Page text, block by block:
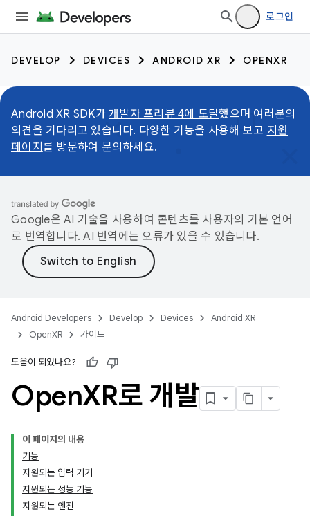
로그인
DEVELOP DEVICES ANDROID XR OPENXR
Android XR SDK가 개발자 프리뷰 4에 도달했으며 여러분의
의견을 기다리고 있습니다. 다양한 기능을 사용해 보고 지원
페이지 를 방문하여 문의하세요.
Google은 AI 기술을 사용하여 콘텐츠를 사용자의 기본 언어
로 번역합니다. AI 번역에는 오류가 있을 수 있습니다.
Android Developers Develop Devices
Android XR
OpenXR
가이드
도움이 되었나요?
OpenXR로 개발
이 페이지의 내용
기능
지원되는 입력 기기
지원되는 성능 기능
지원되는 엔진